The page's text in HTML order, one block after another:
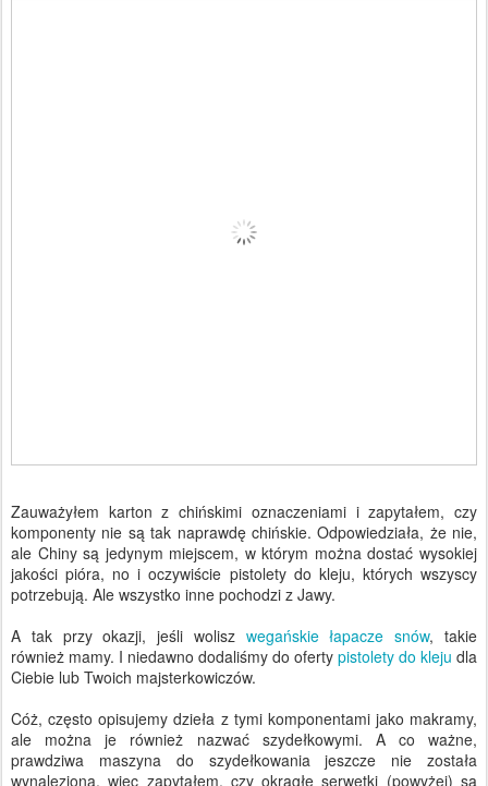
Zauważyłem karton z chińskimi oznaczeniami i zapytałem, czy
komponenty nie są tak naprawdę chińskie. Odpowiedziała, że nie,
ale Chiny są ​​jedynym miejscem, w którym można dostać wysokiej
jakości pióra, no i oczywiście pistolety do kleju, których wszyscy
potrzebują. Ale wszystko inne pochodzi z Jawy.
A tak przy okazji, jeśli wolisz wegańskie łapacze snów, takie
również mamy. I niedawno dodaliśmy do oferty pistolety do kleju dla
Ciebie lub Twoich majsterkowiczów.
Cóż, często opisujemy dzieła z tymi komponentami jako makramy,
ale można je również nazwać szydełkowymi. A co ważne,
prawdziwa maszyna do szydełkowania jeszcze nie została
wynaleziona, więc zapytałem, czy okrągłe serwetki (powyżej) są